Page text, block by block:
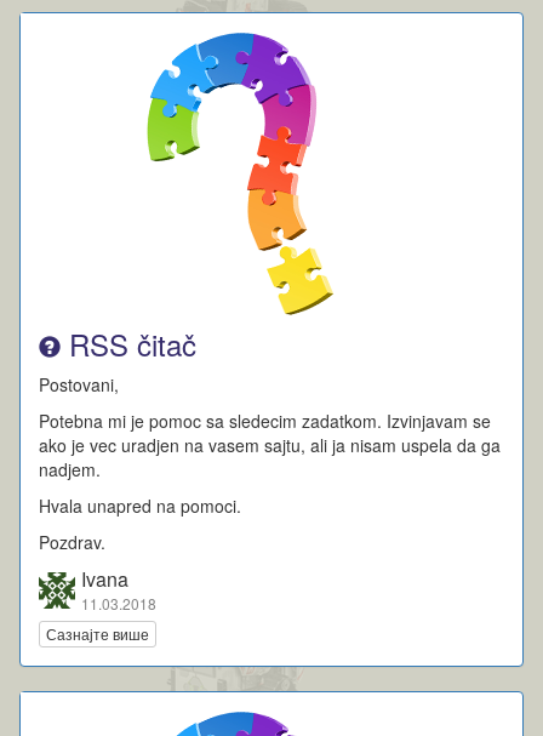
RSS čitač
Postovani,
Potebna mi je pomoc sa sledecim zadatkom. Izvinjavam se
ako je vec uradjen na vasem sajtu, ali ja nisam uspela da ga
nadjem.
Hvala unapred na pomoci.
Pozdrav.
Ivana
11.03.2018
Сазнајте више